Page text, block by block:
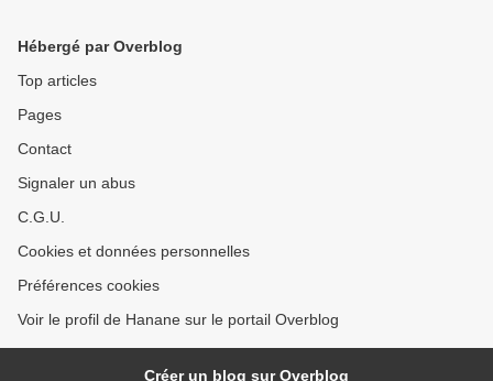
Hébergé par Overblog
Top articles
Pages
Contact
Signaler un abus
C.G.U.
Cookies et données personnelles
Préférences cookies
Voir le profil de Hanane sur le portail Overblog
Créer un blog sur Overblog